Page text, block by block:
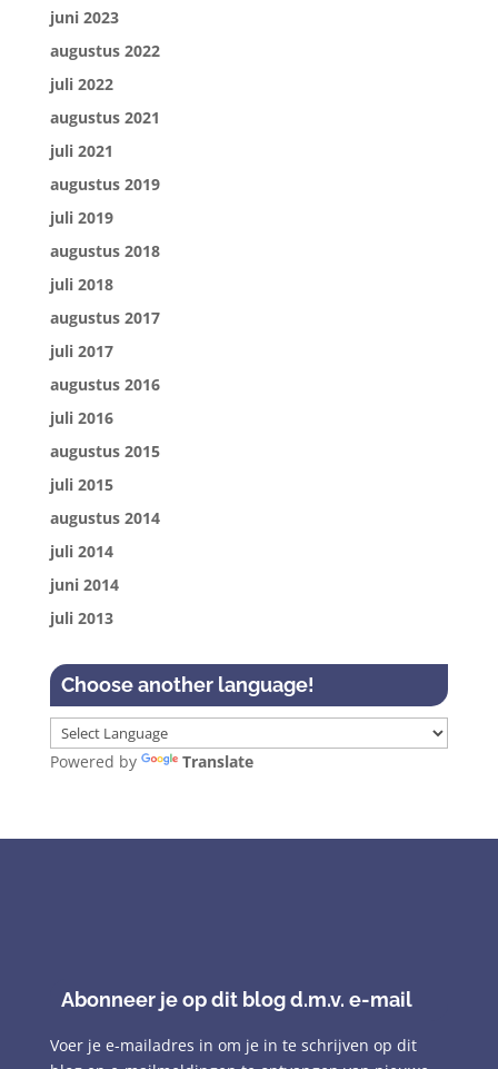
juni 2023
augustus 2022
juli 2022
augustus 2021
juli 2021
augustus 2019
juli 2019
augustus 2018
juli 2018
augustus 2017
juli 2017
augustus 2016
juli 2016
augustus 2015
juli 2015
augustus 2014
juli 2014
juni 2014
juli 2013
Choose another language!
Powered by Translate
Abonneer je op dit blog d.m.v. e-mail
Voer je e-mailadres in om je in te schrijven op dit